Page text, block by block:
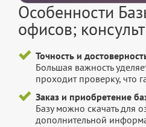
Особенности
офисов;
Точность и
Большая важность
проходит проверку, что
Заказ и приобретение
Базу можно скачать для
дополнительной